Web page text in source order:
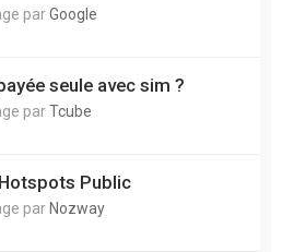
parGoogle
seule avec sim ?
parTcube
Public
par Nozway